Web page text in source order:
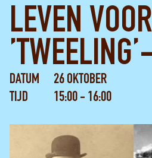
LEVEN
DATUM
26 OKTOBER
TIJD
15:00 - 16:00